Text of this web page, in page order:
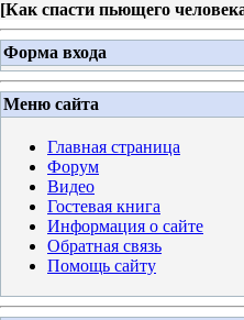
[Как спасти пьющего
Форма входа
Меню сайта
Главная страница
Форум
Видео
Гостевая книга
Информация о сайте
Обратная связь
Помощь сайту